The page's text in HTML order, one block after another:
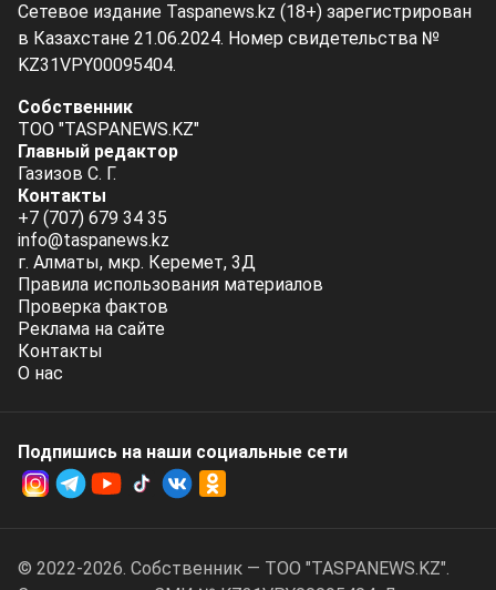
Сетевое издание Taspanews.kz (18+) зарегистрирован
в Казахстане 21.06.2024. Номер свидетельства №
KZ31VPY00095404.
Собственник
ТОО "TASPANEWS.KZ"
Главный редактор
Газизов С. Г.
Контакты
+7 (707) 679 34 35
info@taspanews.kz
г. Алматы, мкр. Керемет, 3Д
Правила использования материалов
Проверка фактов
Реклама на сайте
Контакты
О нас
Подпишись на наши социальные cети
© 2022-2026. Собственник — ТОО "TASPANEWS.KZ".